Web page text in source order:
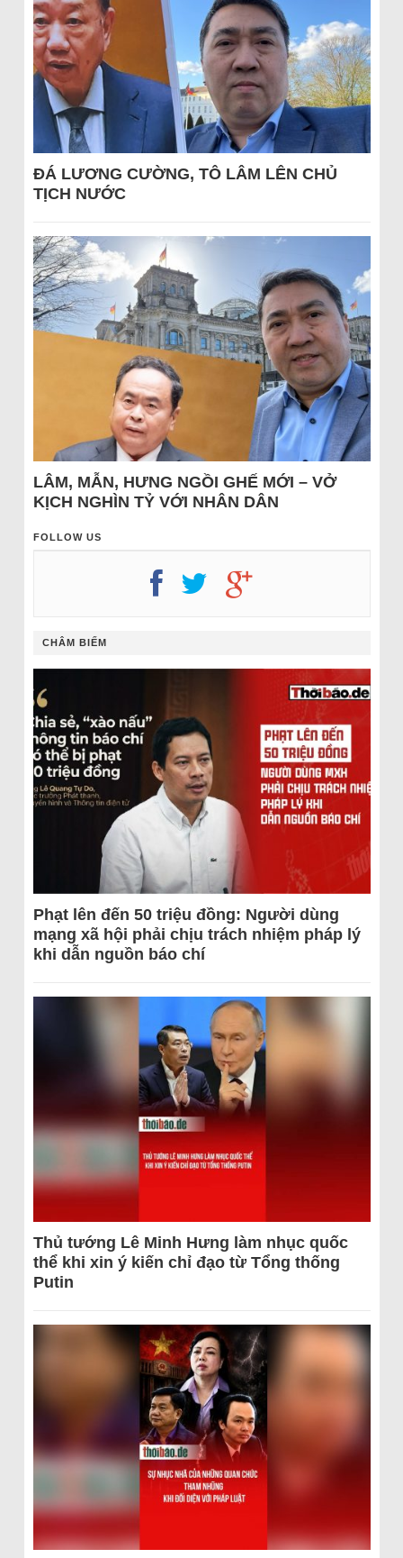
ĐÁ LƯƠNG CƯỜNG, TÔ LÂM LÊN CHỦ
TỊCH NƯỚC
LÂM, MẪN, HƯNG NGỒI GHẾ MỚI – VỞ
KỊCH NGHÌN TỶ VỚI NHÂN DÂN
FOLLOW US
CHÂM BIẾM
Phạt lên đến 50 triệu đồng: Người dùng
mạng xã hội phải chịu trách nhiệm pháp lý
khi dẫn nguồn báo chí
Thủ tướng Lê Minh Hưng làm nhục quốc
thể khi xin ý kiến chỉ đạo từ Tổng thống
Putin